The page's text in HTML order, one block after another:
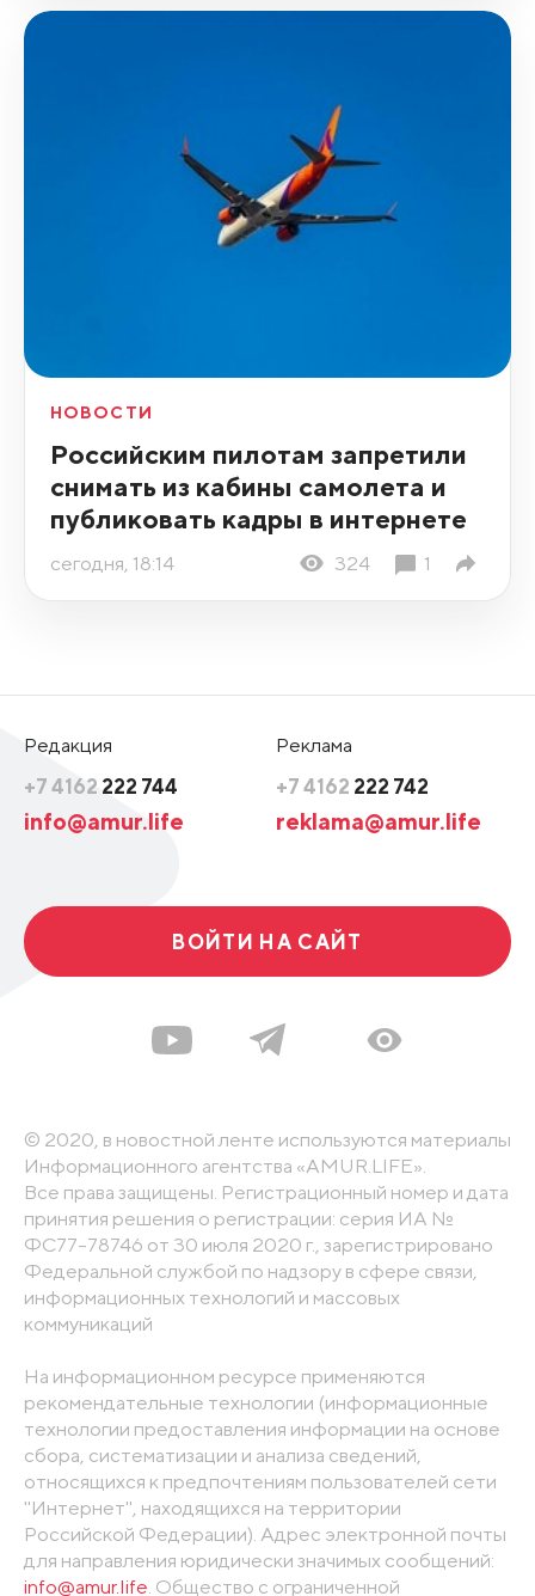
НОВОСТИ
Российским пилотам запретили
снимать из кабины самолета и
публиковать кадры в интернете
сегодня, 18:14 324 1
Редакция
+7 4162 222 744
info@amur.life
Реклама
+7 4162 222 742
reklama@amur.life
ВОЙТИ НА САЙТ
© 2020, в новостной ленте используются материалы
Информационного агентства «AMUR.LIFE».
Все права защищены. Регистрационный номер и дата
принятия решения о регистрации: серия ИА №
ФС77-78746 от 30 июля 2020 г., зарегистрировано
Федеральной службой по надзору в сфере связи,
информационных технологий и массовых
коммуникаций
На информационном ресурсе применяются
рекомендательные технологии (информационные
технологии предоставления информации на основе
сбора, систематизации и анализа сведений,
относящихся к предпочтениям пользователей сети
"Интернет", находящихся на территории
Российской Федерации). Адрес электронной почты
для направления юридически значимых сообщений:
info@amur.life . Общество с ограниченной